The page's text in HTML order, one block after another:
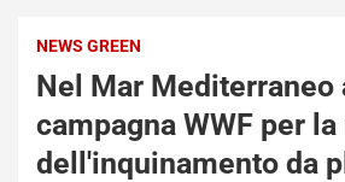
NEWS GREEN
Nel Mar Mediterraneo
campagna WWF per
dell'inquinamento da